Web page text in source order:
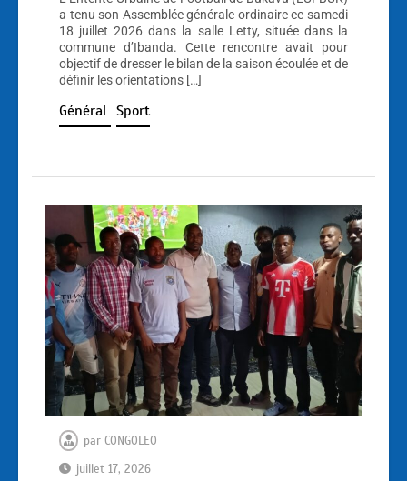
a tenu son Assemblée générale ordinaire ce samedi
18 juillet 2026 dans la salle Letty, située dans la
commune d’Ibanda. Cette rencontre avait pour
objectif de dresser le bilan de la saison écoulée et de
définir les orientations […]
Général Sport
par CONGOLEO
juillet 17, 2026